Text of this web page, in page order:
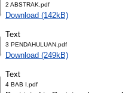
2 ABSTRAK.pdf
Download (142kB)
Text
3 PENDAHULUAN.pdf
Download (249kB)
Text
4 BAB I.pdf